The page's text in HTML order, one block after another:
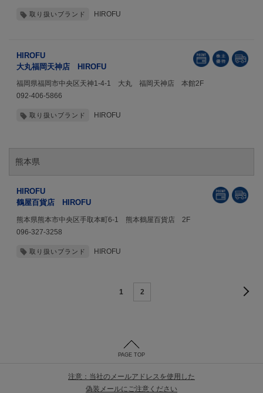
取り扱いブランド HIROFU
HIROFU
大丸福岡天神店 HIROFU
福岡県福岡市中央区天神1-4-1 大丸 福岡天神店 本館2F
092-406-5866
取り扱いブランド HIROFU
熊本県
HIROFU
鶴屋百貨店 HIROFU
熊本県熊本市中央区手取本町6-1 熊本鶴屋百貨店 2F
096-327-3258
取り扱いブランド HIROFU
1 2
PAGE TOP
注意：当社のメールアドレスを使用した
偽装メールにご注意ください